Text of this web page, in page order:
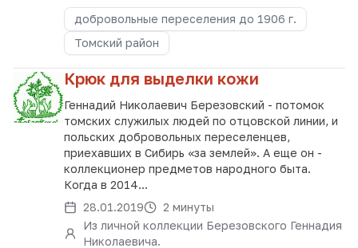
добровольные переселения до 1906 г.
Томский район
Крюк для выделки кожи
Геннадий Николаевич Березовский - потомок
томских служилых людей по отцовской линии, и
польских добровольных переселенцев,
приехавших в Сибирь «за землей». А еще он -
коллекционер предметов народного быта.
Когда в 2014...
28.01.2019
2 минуты
Из личной коллекции Березовского Геннадия
Николаевича.